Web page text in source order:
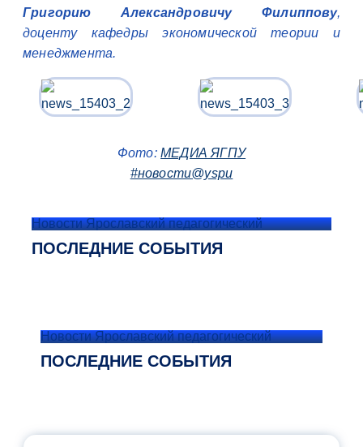
Григорию Александровичу Филиппову,
доценту кафедры экономической теории и
менеджмента.
Фото:МЕДИА ЯГПУ
#новости@yspu
Новости Ярославский педагогический
ПОСЛЕДНИЕ СОБЫТИЯ
Новости Ярославский педагогический
ПОСЛЕДНИЕ СОБЫТИЯ